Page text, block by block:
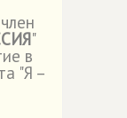
"
в
"Я –